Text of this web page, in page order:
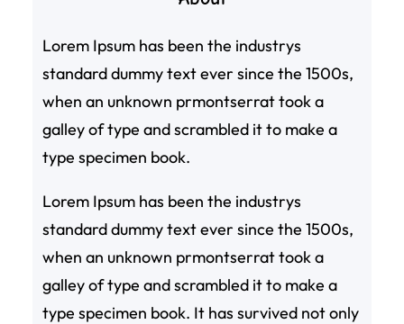
Lorem Ipsum has been the industrys
standard dummy text ever since the 1500s,
when an unknown prmontserrat took a
galley of type and scrambled it to make a
type specimen book.
Lorem Ipsum has been the industrys
standard dummy text ever since the 1500s,
when an unknown prmontserrat took a
galley of type and scrambled it to make a
type specimen book. It has survived not only